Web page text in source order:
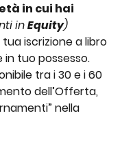
in cui hai
in Equity)
iscrizione a libro
in tuo possesso.
tra i 30 e i 60
dell’Offerta,
nella